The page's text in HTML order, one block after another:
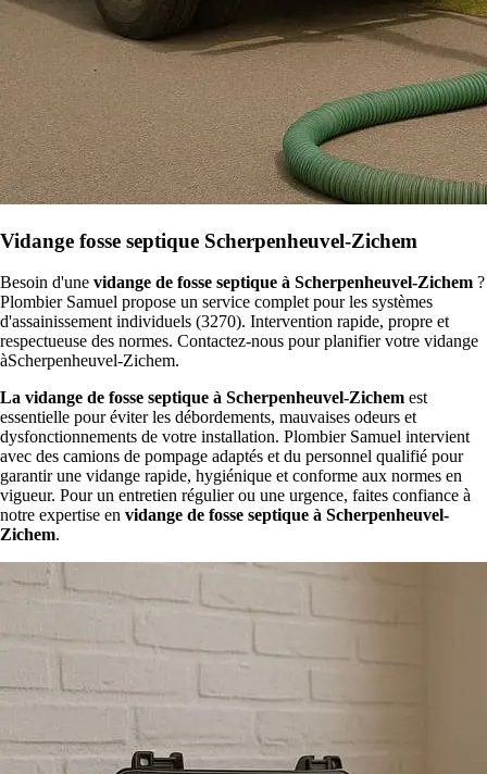
Vidange fosse septique Scherpenheuvel-Zichem
Besoin d'une vidange de fosse septique à Scherpenheuvel-Zichem ?
Plombier Samuel propose un service complet pour les systèmes
d'assainissement individuels (3270). Intervention rapide, propre et
respectueuse des normes. Contactez-nous pour planifier votre vidange
àScherpenheuvel-Zichem.
La vidange de fosse septique à Scherpenheuvel-Zichem est
essentielle pour éviter les débordements, mauvaises odeurs et
dysfonctionnements de votre installation. Plombier Samuel intervient
avec des camions de pompage adaptés et du personnel qualifié pour
garantir une vidange rapide, hygiénique et conforme aux normes en
vigueur. Pour un entretien régulier ou une urgence, faites confiance à
notre expertise en vidange de fosse septique à Scherpenheuvel-
Zichem.